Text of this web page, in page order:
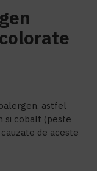
astfel
si cobalt (peste
de aceste